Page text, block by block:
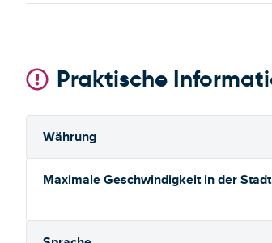
Praktische
Währung
Maximale Geschwindigkeit in der Stadt